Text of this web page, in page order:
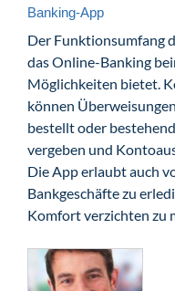
Banking-App
Der Funktionsumfang
das Online-Banking
Möglichkeiten bietet.
können
bestellt oder
vergeben und
Die App erlaubt auch
Bankgeschäfte zu
Komfort verzichten zu